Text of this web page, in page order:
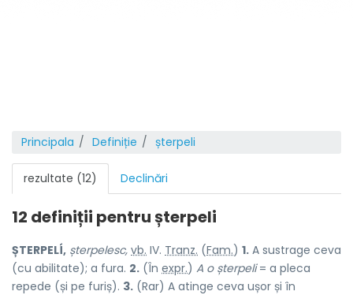
Principala Definiție șterpeli
rezultate (12) Declinări
12 definiții pentrușterpeli
ȘTERPELÍ, șterpelesc, vb. IV. Tranz. (Fam.) 1. A sustrage ceva
(cu abilitate); a fura. 2. (În expr.) A o șterpeli= a pleca
repede (și pe furiș). 3. (Rar) A atinge ceva ușor și în